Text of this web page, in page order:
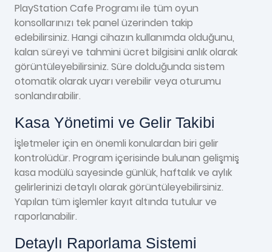
PlayStation Cafe Programı ile tüm oyun
konsollarınızı tek panel üzerinden takip
edebilirsiniz. Hangi cihazın kullanımda olduğunu,
kalan süreyi ve tahmini ücret bilgisini anlık olarak
görüntüleyebilirsiniz. Süre dolduğunda sistem
otomatik olarak uyarı verebilir veya oturumu
sonlandırabilir.
Kasa Yönetimi ve Gelir Takibi
İşletmeler için en önemli konulardan biri gelir
kontrolüdür. Program içerisinde bulunan gelişmiş
kasa modülü sayesinde günlük, haftalık ve aylık
gelirlerinizi detaylı olarak görüntüleyebilirsiniz.
Yapılan tüm işlemler kayıt altında tutulur ve
raporlanabilir.
Detaylı Raporlama Sistemi